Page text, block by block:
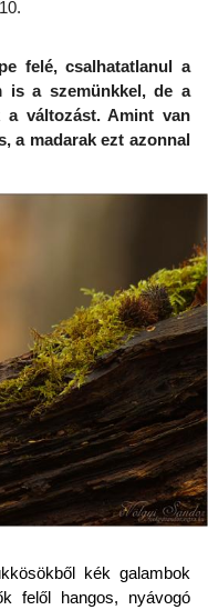
felé, csalhatatlanul a
is a szemünkkel, de a
a változást. Amint van
a madarak ezt azonnal
kék galambok
felől hangos, nyávogó